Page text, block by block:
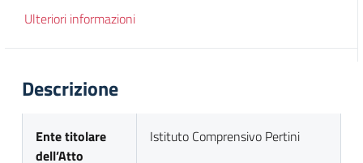
Ulteriori informazioni
Descrizione
Ente titolare
dell’Atto
Istituto Comprensivo Pertini